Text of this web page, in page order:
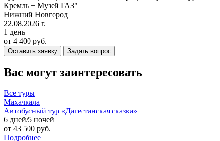
Кремль + Музей ГАЗ"
Нижний Новгород
22.08.2026 г.
1 день
от 4 400 руб.
Оставить заявку Задать вопрос
Вас могут заинтересовать
Все туры
Махачкала
Автобусный тур «Дагестанская сказка»
6 дней/5 ночей
от 43 500 руб.
Подробнее